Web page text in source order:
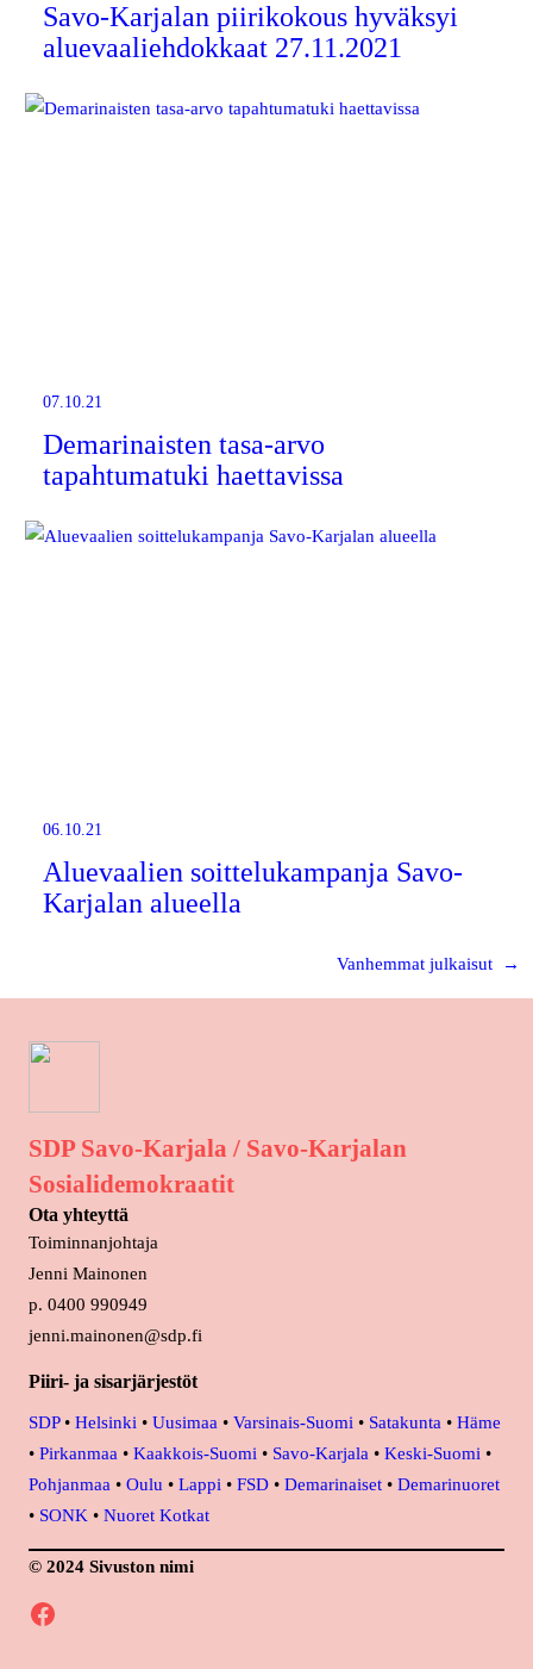
Savo-Karjalan piirikokous hyväksyi
aluevaaliehdokkaat 27.11.2021
07.10.21
Demarinaisten tasa-arvo
tapahtumatuki haettavissa
06.10.21
Aluevaalien soittelukampanja Savo-
Karjalan alueella
Vanhemmat julkaisut →
SDP Savo-Karjala / Savo-Karjalan
Sosialidemokraatit
Ota yhteyttä
Toiminnanjohtaja
Jenni Mainonen
p. 0400 990949
jenni.mainonen@sdp.fi
Piiri- ja sisarjärjestöt
SDP• Helsinki • Uusimaa • Varsinais-Suomi • Satakunta • Häme
• Pirkanmaa • Kaakkois-Suomi • Savo-Karjala • Keski-Suomi •
Pohjanmaa • Oulu • Lappi • FSD • Demarinaiset • Demarinuoret
• SONK • Nuoret Kotkat
© 2024 Sivuston nimi
Facebook